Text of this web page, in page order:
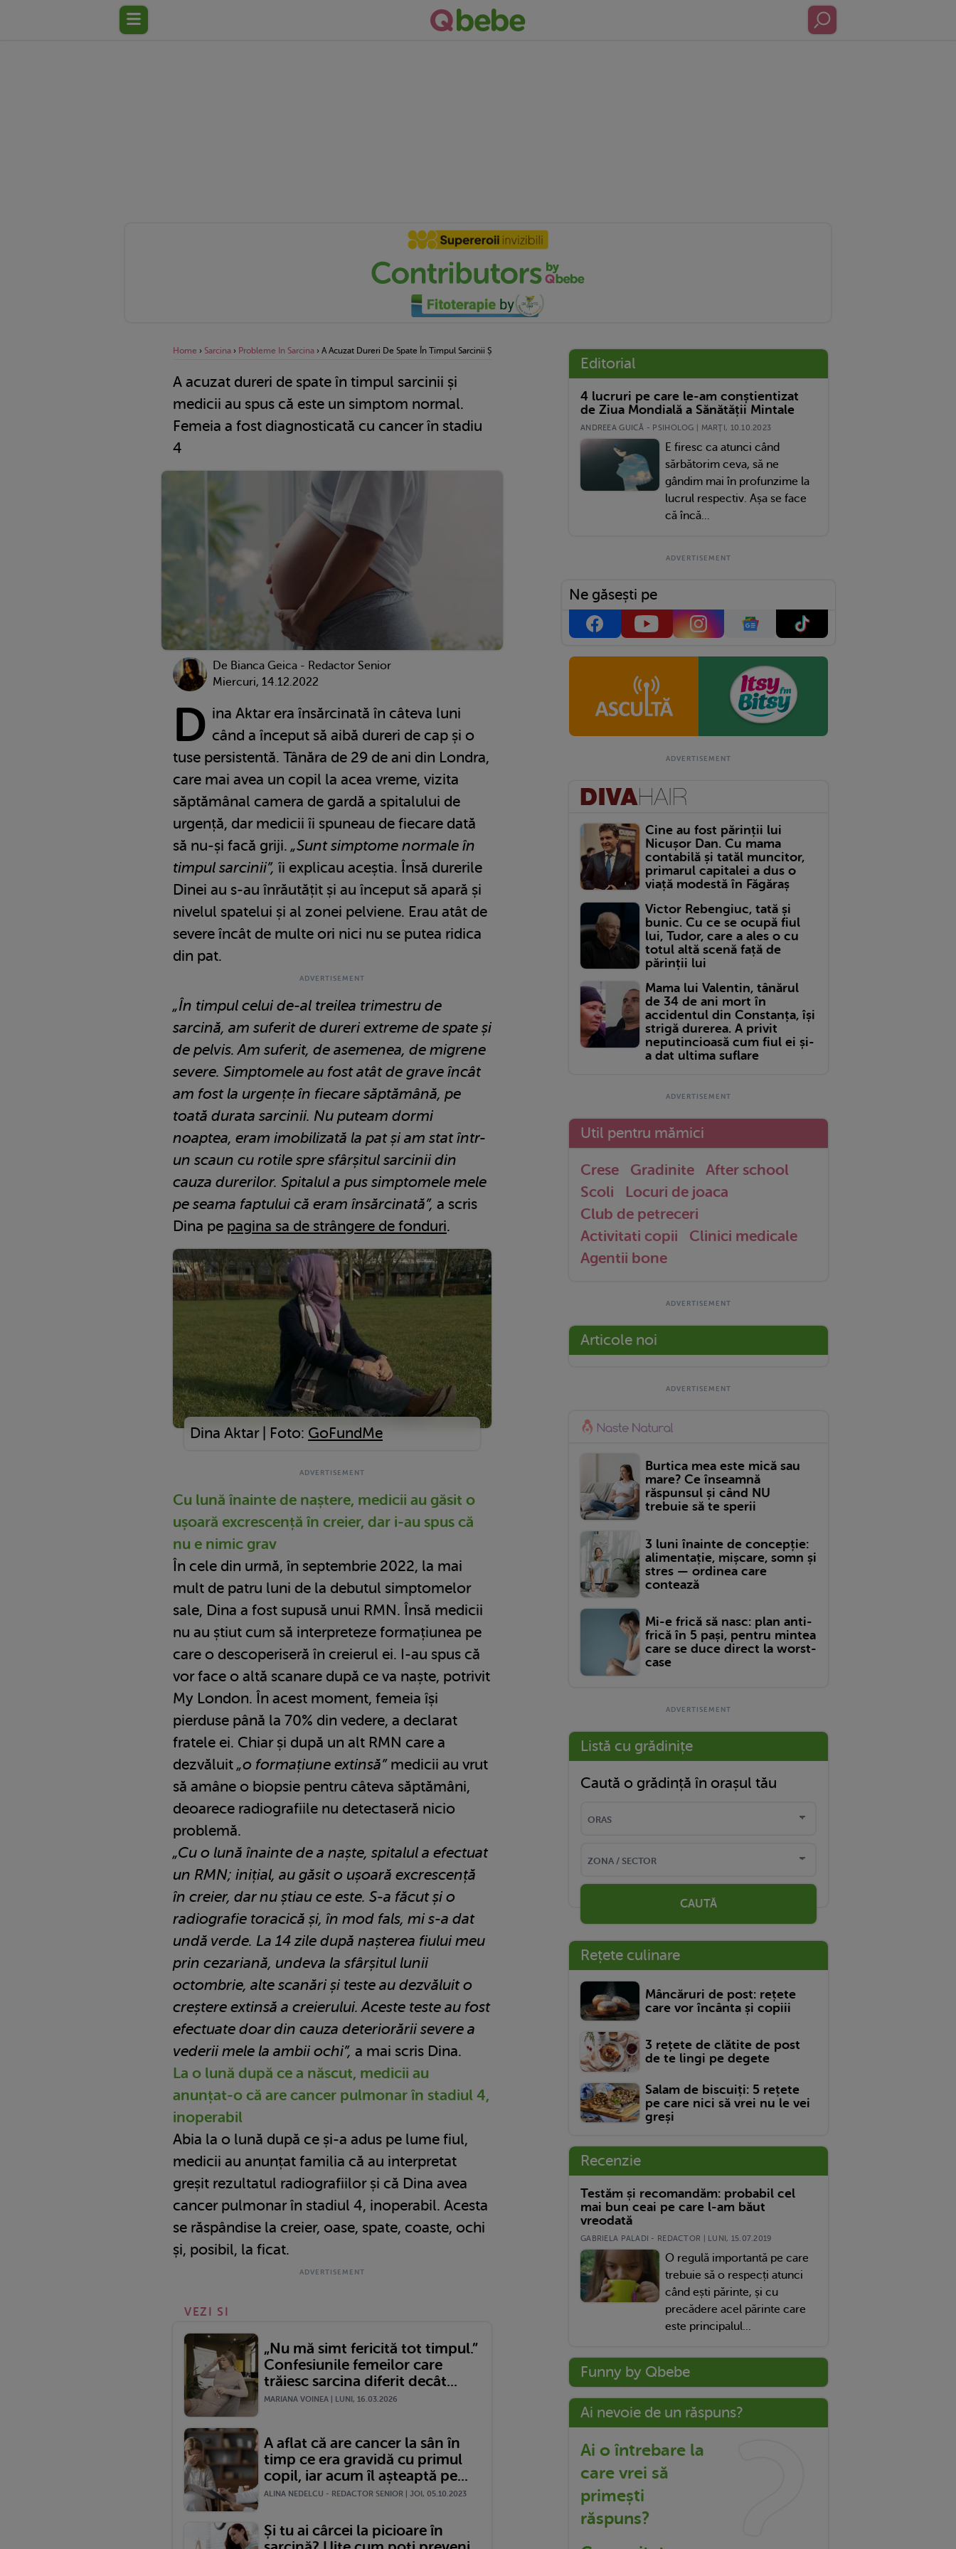
Home › Sarcina › Probleme In Sarcina › A Acuzat Dureri De Spate În Timpul Sarcinii Și Medicii Au Spus Că Este Un Simptom Normal. Femeia A Fost Diagnosticată Cu Cancer În Stadiu 4
A acuzat dureri de spate în timpul sarcinii și
medicii au spus că este un simptom normal.
Femeia a fost diagnosticată cu cancer în stadiu
4
De Bianca Geica - Redactor Senior
Miercuri, 14.12.2022
D ina Aktar era însărcinată în câteva luni
când a început să aibă dureri de cap și o
tuse persistentă. Tânăra de 29 de ani din Londra,
care mai avea un copil la acea vreme, vizita
săptămânal camera de gardă a spitalului de
urgență, dar medicii îi spuneau de fiecare dată
să nu-și facă griji. „Sunt simptome normale în
timpul sarcinii”, îi explicau aceștia. Însă durerile
Dinei au s-au înrăutățit și au început să apară și
nivelul spatelui și al zonei pelviene. Erau atât de
severe încât de multe ori nici nu se putea ridica
din pat.
„În timpul celui de-al treilea trimestru de
sarcină, am suferit de dureri extreme de spate și
de pelvis. Am suferit, de asemenea, de migrene
severe. Simptomele au fost atât de grave încât
am fost la urgențe în fiecare săptămână, pe
toată durata sarcinii. Nu puteam dormi
noaptea, eram imobilizată la pat și am stat într-
un scaun cu rotile spre sfârșitul sarcinii din
cauza durerilor. Spitalul a pus simptomele mele
pe seama faptului că eram însărcinată”, a scris
Dina pe pagina sa de strângere de fonduri.
Dina Aktar | Foto: GoFundMe
Cu lună înainte de naștere, medicii au găsit o
ușoară excrescență în creier, dar i-au spus că
nu e nimic grav
În cele din urmă, în septembrie 2022, la mai
mult de patru luni de la debutul simptomelor
sale, Dina a fost supusă unui RMN. Însă medicii
nu au știut cum să interpreteze formațiunea pe
care o descoperiseră în creierul ei. I-au spus că
vor face o altă scanare după ce va naște, potrivit
My London. În acest moment, femeia își
pierduse până la 70% din vedere, a declarat
fratele ei. Chiar și după un alt RMN care a
dezvăluit „o formațiune extinsă”medicii au vrut
să amâne o biopsie pentru câteva săptămâni,
deoarece radiografiile nu detectaseră nicio
problemă.
„Cu o lună înainte de a naște, spitalul a efectuat
un RMN; inițial, au găsit o ușoară excrescență
în creier, dar nu știau ce este. S-a făcut și o
radiografie toracică și, în mod fals, mi s-a dat
undă verde. La 14 zile după nașterea fiului meu
prin cezariană, undeva la sfârșitul lunii
octombrie, alte scanări și teste au dezvăluit o
creștere extinsă a creierului. Aceste teste au fost
efectuate doar din cauza deteriorării severe a
vederii mele la ambii ochi”, a mai scris Dina.
La o lună după ce a născut, medicii au
anunțat-o că are cancer pulmonar în stadiul 4,
inoperabil
Abia la o lună după ce și-a adus pe lume fiul,
medicii au anunțat familia că au interpretat
greșit rezultatul radiografiilor și că Dina avea
cancer pulmonar în stadiul 4, inoperabil. Acesta
se răspândise la creier, oase, spate, coaste, ochi
și, posibil, la ficat.
VEZI SI
„Nu mă simt fericită tot timpul.”
Confesiunile femeilor care
trăiesc sarcina diferit decât...
MARIANA VOINEA | LUNI, 16.03.2026
A aflat că are cancer la sân în
timp ce era gravidă cu primul
copil, iar acum îl așteaptă pe...
ALINA NEDELCU - REDACTOR SENIOR | JOI, 05.10.2023
Și tu ai cârcei la picioare în
Editorial
4 lucruri pe care le-am conștientizat
de Ziua Mondială a Sănătății Mintale
ANDREEA GUICĂ - PSIHOLOG | MARŢI, 10.10.2023
E firesc ca atunci când
sărbătorim ceva, să ne
gândim mai în profunzime la
lucrul respectiv. Așa se face
că încă...
Ne găsești pe
Cine au fost părinții lui
Nicușor Dan. Cu mama
contabilă și tatăl muncitor,
primarul capitalei a dus o
viață modestă în Făgăraș
Victor Rebengiuc, tată și
bunic. Cu ce se ocupă fiul
lui, Tudor, care a ales o cu
totul altă scenă față de
părinții lui
Mama lui Valentin, tânărul
de 34 de ani mort în
accidentul din Constanța, își
strigă durerea. A privit
neputincioasă cum fiul ei și-
a dat ultima suflare
Util pentru mămici
Crese Gradinite
After school
Scoli
Locuri de joaca
Club de petreceri
Activitati copii
Clinici medicale
Agentii bone
Articole noi
Burtica mea este mică sau
mare? Ce înseamnă
răspunsul și când NU
trebuie să te sperii
3 luni înainte de concepție:
alimentație, mișcare, somn și
stres — ordinea care
contează
Mi-e frică să nasc: plan anti-
frică în 5 pași, pentru mintea
care se duce direct la worst-
case
Listă cu grădinițe
Caută o grădință în orașul tău
CAUTĂ
Rețete culinare
Mâncăruri de post: rețete
care vor încânta și copiii
3 rețete de clătite de post
de te lingi pe degete
Salam de biscuiți: 5 rețete
pe care nici să vrei nu le vei
greși
Recenzie
Testăm și recomandăm: probabil cel
mai bun ceai pe care l-am băut
vreodată
GABRIELA PALADI - REDACTOR | LUNI, 15.07.2019
O regulă importantă pe care
trebuie să o respecți atunci
când ești părinte, și cu
precădere acel părinte care
este principalul...
Funny by Qbebe
Ai nevoie de un răspuns?
Ai o întrebare la
care vrei să
primești
răspuns?